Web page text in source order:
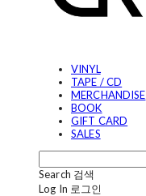
VINYL
TAPE / CD
MERCHANDISE
BOOK
GIFT CARD
SALES
Search 검색
Log In 로그인